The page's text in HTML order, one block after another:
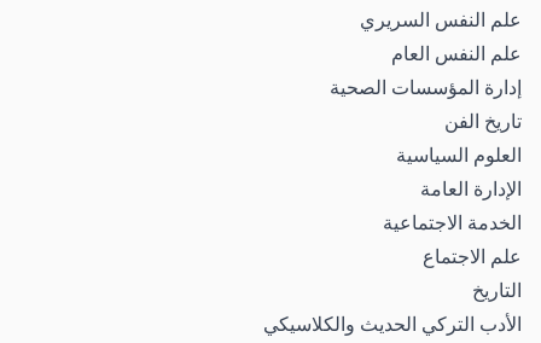
علم النفس السريري
علم النفس العام
إدارة المؤسسات الصحية
تاريخ الفن
العلوم السياسية
الإدارة العامة
الخدمة الاجتماعية
علم الاجتماع
التاريخ
الأدب التركي الحديث والكلاسيكي